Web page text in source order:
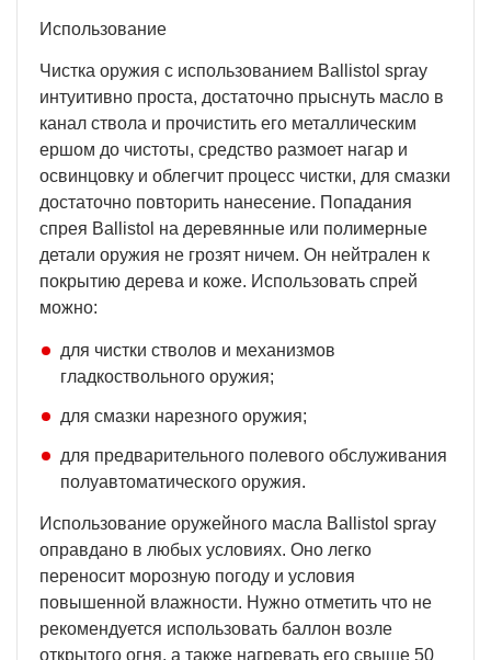
Использование
Чистка оружия с использованием Ballistol spray
интуитивно проста, достаточно прыснуть масло в
канал ствола и прочистить его металлическим
ершом до чистоты, средство размоет нагар и
освинцовку и облегчит процесс чистки, для смазки
достаточно повторить нанесение. Попадания
спрея Ballistol на деревянные или полимерные
детали оружия не грозят ничем. Он нейтрален к
покрытию дерева и коже. Использовать спрей
можно:
для чистки стволов и механизмов
гладкоствольного оружия;
для смазки нарезного оружия;
для предварительного полевого обслуживания
полуавтоматического оружия.
Использование оружейного масла Ballistol spray
оправдано в любых условиях. Оно легко
переносит морозную погоду и условия
повышенной влажности. Нужно отметить что не
рекомендуется использовать баллон возле
открытого огня, а также нагревать его свыше 50